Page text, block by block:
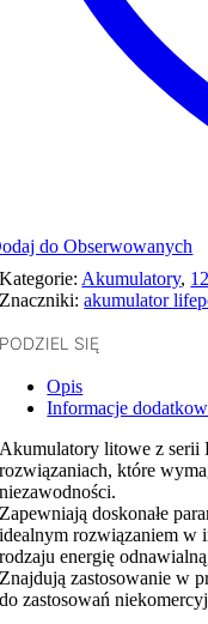
do Obserwowanych
Kategorie: Akumulatory,
Znaczniki:akumulator
PODZIEL SIĘ
Opis
Informacje
Akumulatory litowe z serii
rozwiązaniach, które
niezawodności.
Zapewniają doskonałe
idealnym rozwiązaniem w
rodzaju energię
Znajdują zastosowanie w
do zastosowań